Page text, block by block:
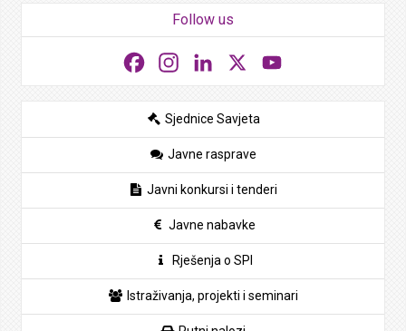
Follow us
FacebookInstagramLinkedIn
Sjednice Savjeta
Javne rasprave
Javni konkursi i tenderi
Javne nabavke
Rješenja o SPI
Istraživanja, projekti i seminari